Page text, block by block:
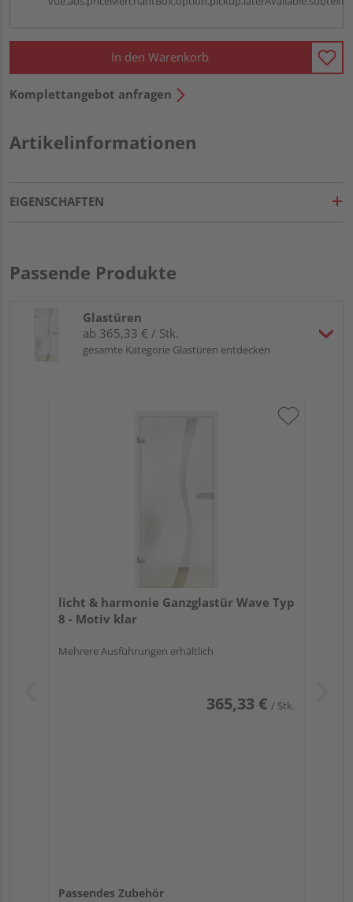
In den Warenkorb
Komplettangebot anfragen
Artikelinformationen
EIGENSCHAFTEN
Passende Produkte
Glastüren
ab 365,33 € / Stk.
gesamte Kategorie Glastüren entdecken
licht & harmonie Ganzglastür Wave Typ
8 - Motiv klar
Mehrere Ausführungen erhältlich
365,33 € / Stk.
Passendes Zubehör